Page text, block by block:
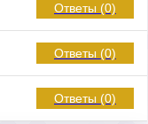
Ответы (0)
Ответы (0)
Ответы (0)